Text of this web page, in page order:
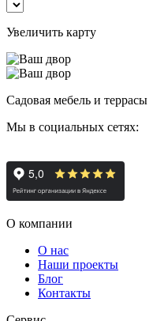
Увеличить карту
Садовая мебель и террасы
Мы в социальных сетях:
О компании
О нас
Наши проекты
Блог
Контакты